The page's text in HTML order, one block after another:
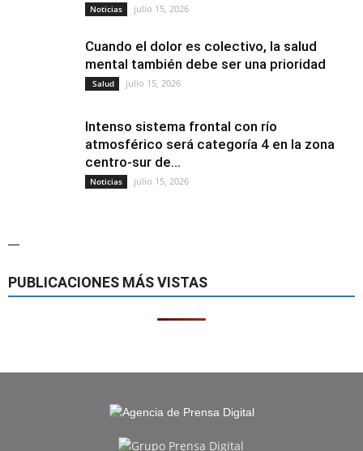
Noticias julio 15, 2026
Cuando el dolor es colectivo, la salud
mental también debe ser una prioridad
Salud julio 15, 2026
Intenso sistema frontal con río
atmosférico será categoría 4 en la zona
centro-sur de...
Noticias julio 15, 2026
—
PUBLICACIONES MÁS VISTAS